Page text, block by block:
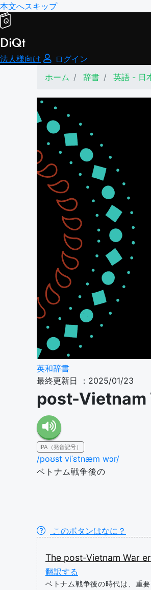
本文へスキップ
DiQt
法人様向け
ログイン
ホーム
辞書 英語 - 日
英和辞書
最終更新日 ：2025/01/23
post-Vietnam
IPA（発音記号）
/poʊst viˈɛtnæm wɔr/
ベトナム戦争後の
このボタンはなに？
The post-Vietnam War
翻訳する
ベトナム戦争後の時代は、重